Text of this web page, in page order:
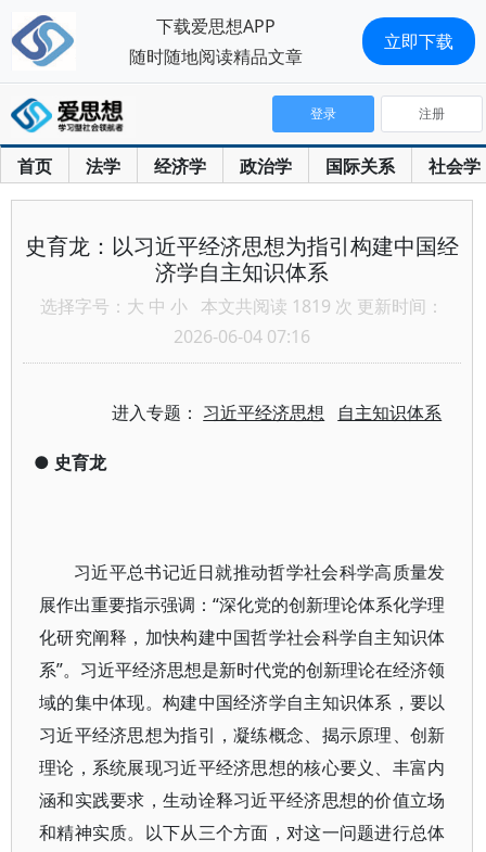
首页 法学 经济学 政治学 国际关系 社会学
登录 注册
史育龙：以习近平经济思想为指引构建中国经
济学自主知识体系
选择字号： 大 中 小 本文共阅读 1819 次 更新时间：
2026-06-04 07:16
进入专题： 习近平经济思想 自主知识体系
● 史育龙
习近平总书记近日就推动哲学社会科学高质量发
展作出重要指示强调：“深化党的创新理论体系化学理
化研究阐释，加快构建中国哲学社会科学自主知识体
系”。习近平经济思想是新时代党的创新理论在经济领
域的集中体现。构建中国经济学自主知识体系，要以
习近平经济思想为指引，凝练概念、揭示原理、创新
理论，系统展现习近平经济思想的核心要义、丰富内
涵和实践要求，生动诠释习近平经济思想的价值立场
和精神实质。以下从三个方面，对这一问题进行总体
下载爱思想APP
随时随地阅读精品文章
立即下载